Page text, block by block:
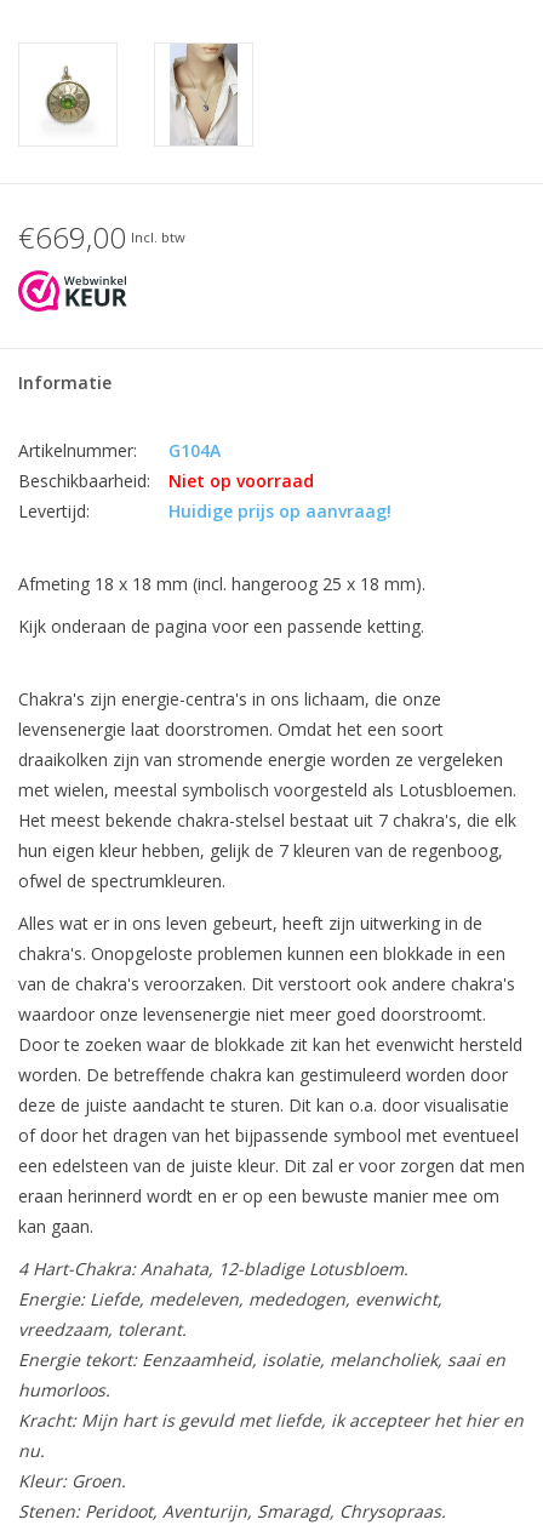
€669,00 Incl. btw
Informatie
Artikelnummer:
G104A
Beschikbaarheid:
Niet op voorraad
Levertijd:
Huidige prijs op aanvraag!
Afmeting 18 x 18 mm (incl. hangeroog 25 x 18 mm).
Kijk onderaan de pagina voor een passende ketting.
Chakra's zijn energie-centra's in ons lichaam, die onze
levensenergie laat doorstromen. Omdat het een soort
draaikolken zijn van stromende energie worden ze vergeleken
met wielen, meestal symbolisch voorgesteld als Lotusbloemen.
Het meest bekende chakra-stelsel bestaat uit 7 chakra's, die elk
hun eigen kleur hebben, gelijk de 7 kleuren van de regenboog,
ofwel de spectrumkleuren.
Alles wat er in ons leven gebeurt, heeft zijn uitwerking in de
chakra's. Onopgeloste problemen kunnen een blokkade in een
van de chakra's veroorzaken. Dit verstoort ook andere chakra's
waardoor onze levensenergie niet meer goed doorstroomt.
Door te zoeken waar de blokkade zit kan het evenwicht hersteld
worden. De betreffende chakra kan gestimuleerd worden door
deze de juiste aandacht te sturen. Dit kan o.a. door visualisatie
of door het dragen van het bijpassende symbool met eventueel
een edelsteen van de juiste kleur. Dit zal er voor zorgen dat men
eraan herinnerd wordt en er op een bewuste manier mee om
kan gaan.
4 Hart-Chakra: Anahata, 12-bladige Lotusbloem.
Energie: Liefde, medeleven, mededogen, evenwicht,
vreedzaam, tolerant.
Energie tekort: Eenzaamheid, isolatie, melancholiek, saai en
humorloos.
Kracht: Mijn hart is gevuld met liefde, ik accepteer het hier en
nu.
Kleur: Groen.
Stenen: Peridoot, Aventurijn, Smaragd, Chrysopraas.